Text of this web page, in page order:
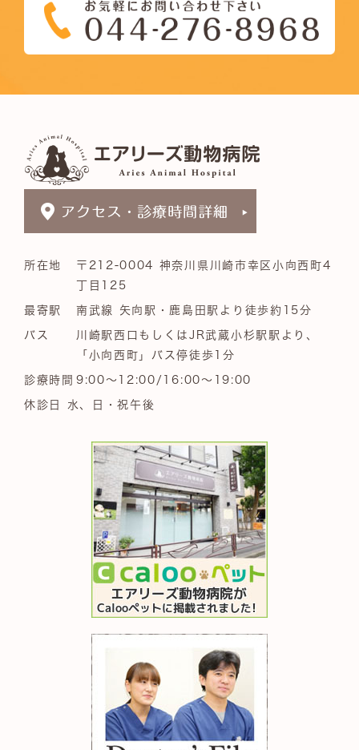
所在地
〒212-0004 神奈川県川崎市幸区小向西町4
丁目125
最寄駅 南武線 矢向駅・鹿島田駅より徒歩約15分
バス
川崎駅西口もしくはJR武蔵小杉駅駅より、
「小向西町」バス停徒歩1分
診療時間 9:00～12:00/16:00～19:00
休診日 水、日・祝午後